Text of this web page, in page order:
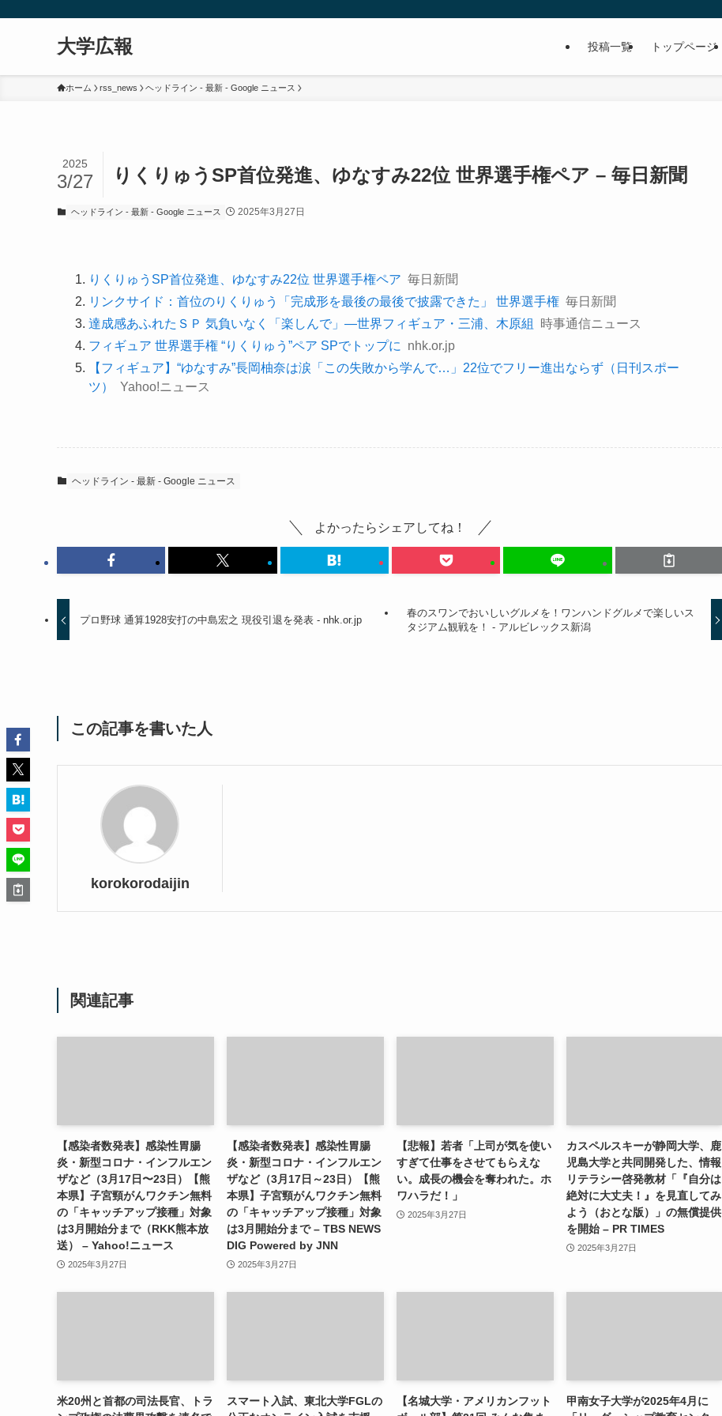
大学広報 投稿一覧 トップページ
ホーム rss_news ヘッドライン - 最新 - Google ニュース
りくりゅうSP首位発進、ゆなすみ22位 世界選手権ペア – 毎日新聞
2025
3/27
ヘッドライン - 最新 - Google ニュース 2025年3月27日
りくりゅうSP首位発進、ゆなすみ22位 世界選手権ペア 毎日新聞
リンクサイド：首位のりくりゅう「完成形を最後の最後で披露できた」 世界選手権 毎日新聞
達成感あふれたＳＰ 気負いなく「楽しんで」―世界フィギュア・三浦、木原組
時事通信ニュース
フィギュア 世界選手権 “りくりゅう”ペア SPでトップに
nhk.or.jp
【フィギュア】“ゆなすみ”長岡柚奈は涙「この失敗から学んで…」22位でフリー進出ならず（日刊スポー
ツ）
Yahoo!ニュース
ヘッドライン - 最新 - Google ニュース
よかったらシェアしてね！
プロ野球 通算1928安打の中島宏之 現役引退を発表 - nhk.or.jp
春のスワンでおいしいグルメを！ワンハンドグルメで楽しいス
タジアム観戦を！ - アルビレックス新潟
この記事を書いた人
korokorodaijin
関連記事
【感染者数発表】感染性胃腸
炎・新型コロナ・インフルエン
ザなど（3月17日〜23日）【熊
本県】子宮頸がんワクチン無料
の「キャッチアップ接種」対象
は3月開始分まで（RKK熊本放
送） – Yahoo!ニュース
2025年3月27日
【感染者数発表】感染性胃腸
炎・新型コロナ・インフルエン
ザなど（3月17日～23日）【熊
本県】子宮頸がんワクチン無料
の「キャッチアップ接種」対象
は3月開始分まで – TBS NEWS
DIG Powered by JNN
2025年3月27日
【悲報】若者「上司が気を使い
すぎて仕事をさせてもらえな
い。成長の機会を奪われた。ホ
ワハラだ！」
2025年3月27日
カスペルスキーが静岡大学、鹿
児島大学と共同開発した、情報
リテラシー啓発教材「『自分は
絶対に大丈夫！』を見直してみ
よう（おとな版）」の無償提供
を開始 – PR TIMES
2025年3月27日
米20州と首都の司法長官、トラ
スマート入試、東北大学FGLの
【名城大学・アメリカンフット
甲南女子大学が2025年4月に